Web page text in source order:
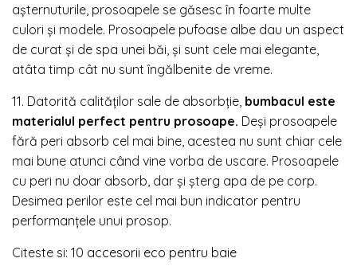
aşternuturile, prosoapele se găsesc în foarte multe
culori şi modele. Prosoapele pufoase albe dau un aspect
de curat şi de spa unei băi, şi sunt cele mai elegante,
atâta timp cât nu sunt îngălbenite de vreme.
11. Datorită calităţilor sale de absorbţie, bumbacul este
materialul perfect pentru prosoape. Deşi prosoapele
fără peri absorb cel mai bine, acestea nu sunt chiar cele
mai bune atunci când vine vorba de uscare. Prosoapele
cu peri nu doar absorb, dar şi şterg apa de pe corp.
Desimea perilor este cel mai bun indicator pentru
performanţele unui prosop.
Citeste si: 10 accesorii eco pentru baie